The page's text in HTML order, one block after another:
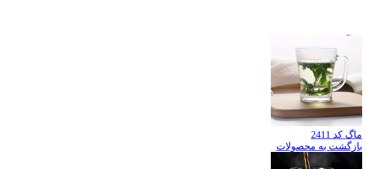
ماگ کد 2411
بازگشت به محصولات